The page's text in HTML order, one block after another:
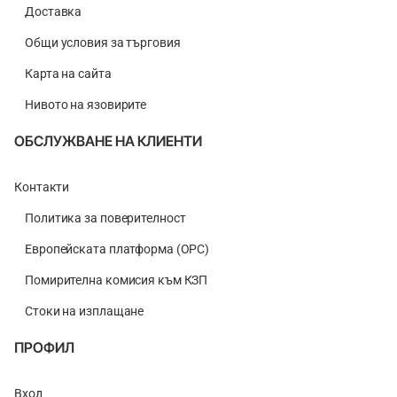
Доставка
Общи условия за търговия
Карта на сайта
Нивото на язовирите
ОБСЛУЖВАНЕ НА КЛИЕНТИ
Контакти
Политика за поверителност
Европейската платформа (ОРС)
Помирителна комисия към КЗП
Стоки на изплащане
ПРОФИЛ
Вход